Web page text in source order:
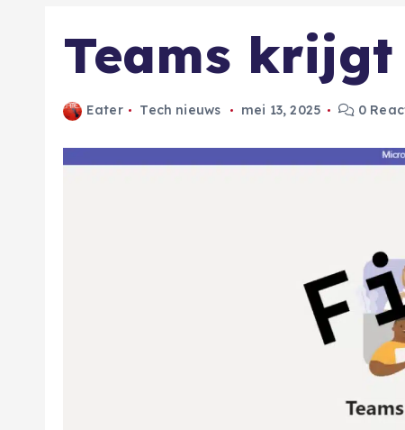
Teams krijgt
Eater Tech nieuws mei 13, 2025 0